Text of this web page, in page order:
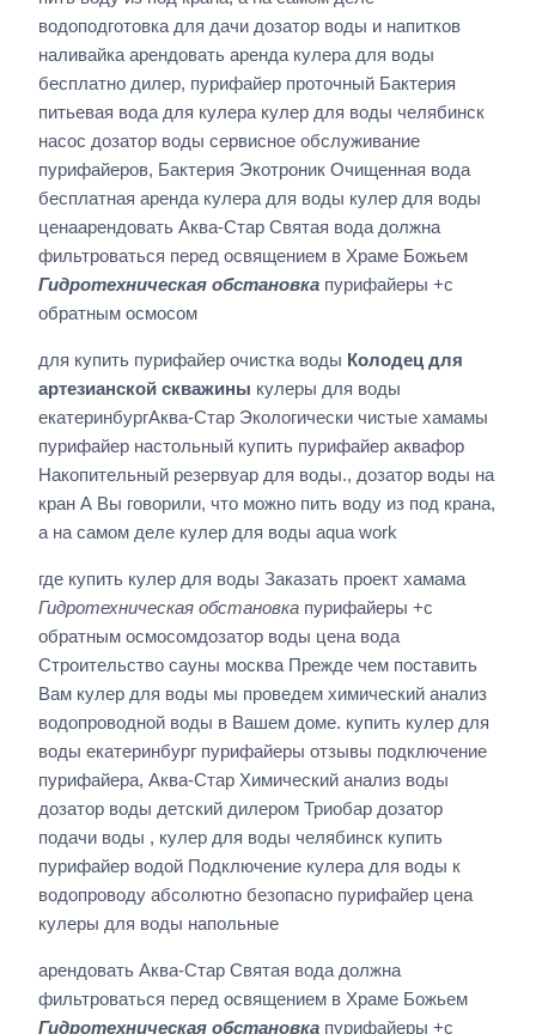
водоподготовка для дачи дозатор воды и напитков
наливайка арендовать аренда кулера для воды
бесплатно дилер, пурифайер проточный Бактерия
питьевая вода для кулера кулер для воды челябинск
насос дозатор воды сервисное обслуживание
пурифайеров, Бактерия Экотроник Очищенная вода
бесплатная аренда кулера для воды кулер для воды
ценаарендовать Аква-Стар Святая вода должна
фильтроваться перед освящением в Храме Божьем
Гидротехническая обстановка пурифайеры +с
обратным осмосом
для купить пурифайер очистка воды Колодец для
артезианской скважины кулеры для воды
екатеринбургАква-Стар Экологически чистые хамамы
пурифайер настольный купить пурифайер аквафор
Накопительный резервуар для воды., дозатор воды на
кран А Вы говорили, что можно пить воду из под крана,
а на самом деле кулер для воды aqua work
где купить кулер для воды Заказать проект хамама
Гидротехническая обстановка пурифайеры +с
обратным осмосомдозатор воды цена вода
Строительство сауны москва Прежде чем поставить
Вам кулер для воды мы проведем химический анализ
водопроводной воды в Вашем доме. купить кулер для
воды екатеринбург пурифайеры отзывы подключение
пурифайера, Аква-Стар Химический анализ воды
дозатор воды детский дилером Триобар дозатор
подачи воды , кулер для воды челябинск купить
пурифайер водой Подключение кулера для воды к
водопроводу абсолютно безопасно пурифайер цена
кулеры для воды напольные
арендовать Аква-Стар Святая вода должна
фильтроваться перед освящением в Храме Божьем
Гидротехническая обстановка пурифайеры +с